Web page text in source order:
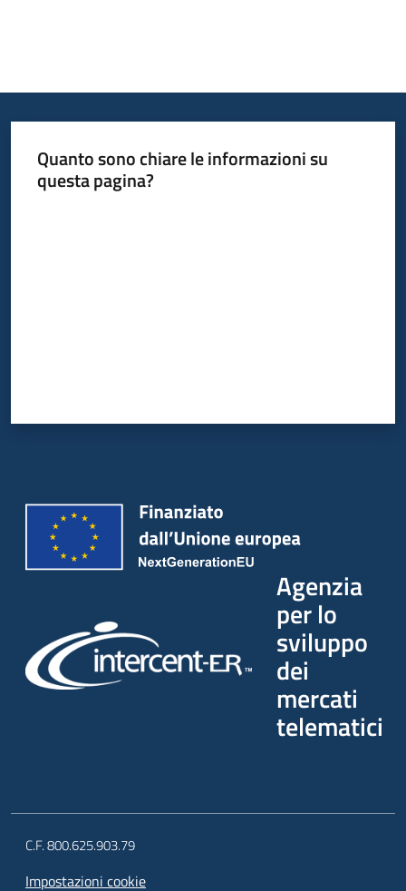
Quanto sono chiare le informazioni su
questa pagina?
Agenzia
per lo
sviluppo
dei
mercati
telematici
C.F. 800.625.903.79
Impostazioni cookie